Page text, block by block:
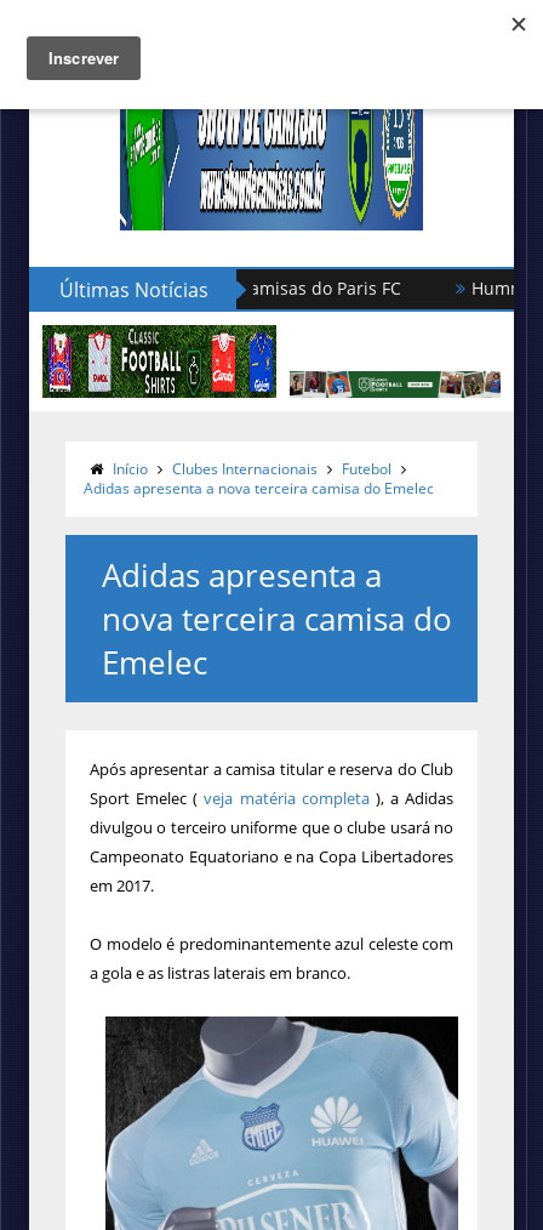
Últimas Notícias Hummel lança as novas camisas do
Início Clubes Internacionais
Futebol
Adidas apresenta a nova terceira camisa do Emelec
Adidas apresenta a
nova terceira camisa do
Emelec
Após apresentar a camisa titular e reserva do Club
Sport Emelec (veja matéria completa), a Adidas
divulgou o terceiro uniforme que o clube usará no
Campeonato Equatoriano e na Copa Libertadores
em 2017.
O modelo é predominantemente azul celeste com
a gola e as listras laterais em branco.